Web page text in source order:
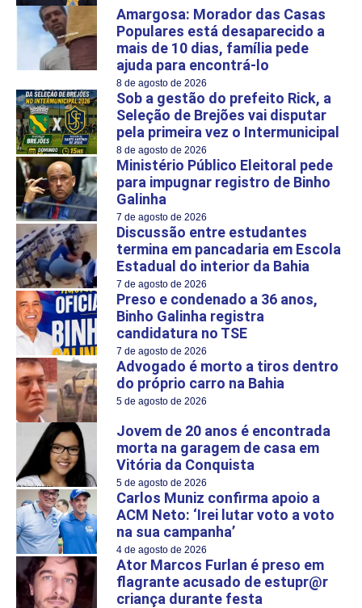
Amargosa: Morador das Casas
Populares está desaparecido a
mais de 10 dias, família pede
ajuda para encontrá-lo
8 de agosto de 2026
Sob a gestão do prefeito Rick, a
Seleção de Brejões vai disputar
pela primeira vez o Intermunicipal
8 de agosto de 2026
Ministério Público Eleitoral pede
para impugnar registro de Binho
Galinha
7 de agosto de 2026
Discussão entre estudantes
termina em pancadaria em Escola
Estadual do interior da Bahia
7 de agosto de 2026
Preso e condenado a 36 anos,
Binho Galinha registra
candidatura no TSE
7 de agosto de 2026
Advogado é morto a tiros dentro
do próprio carro na Bahia
5 de agosto de 2026
Jovem de 20 anos é encontrada
morta na garagem de casa em
Vitória da Conquista
5 de agosto de 2026
Carlos Muniz confirma apoio a
ACM Neto: ‘Irei lutar voto a voto
na sua campanha’
4 de agosto de 2026
Ator Marcos Furlan é preso em
flagrante acusado de estupr@r
criança durante festa